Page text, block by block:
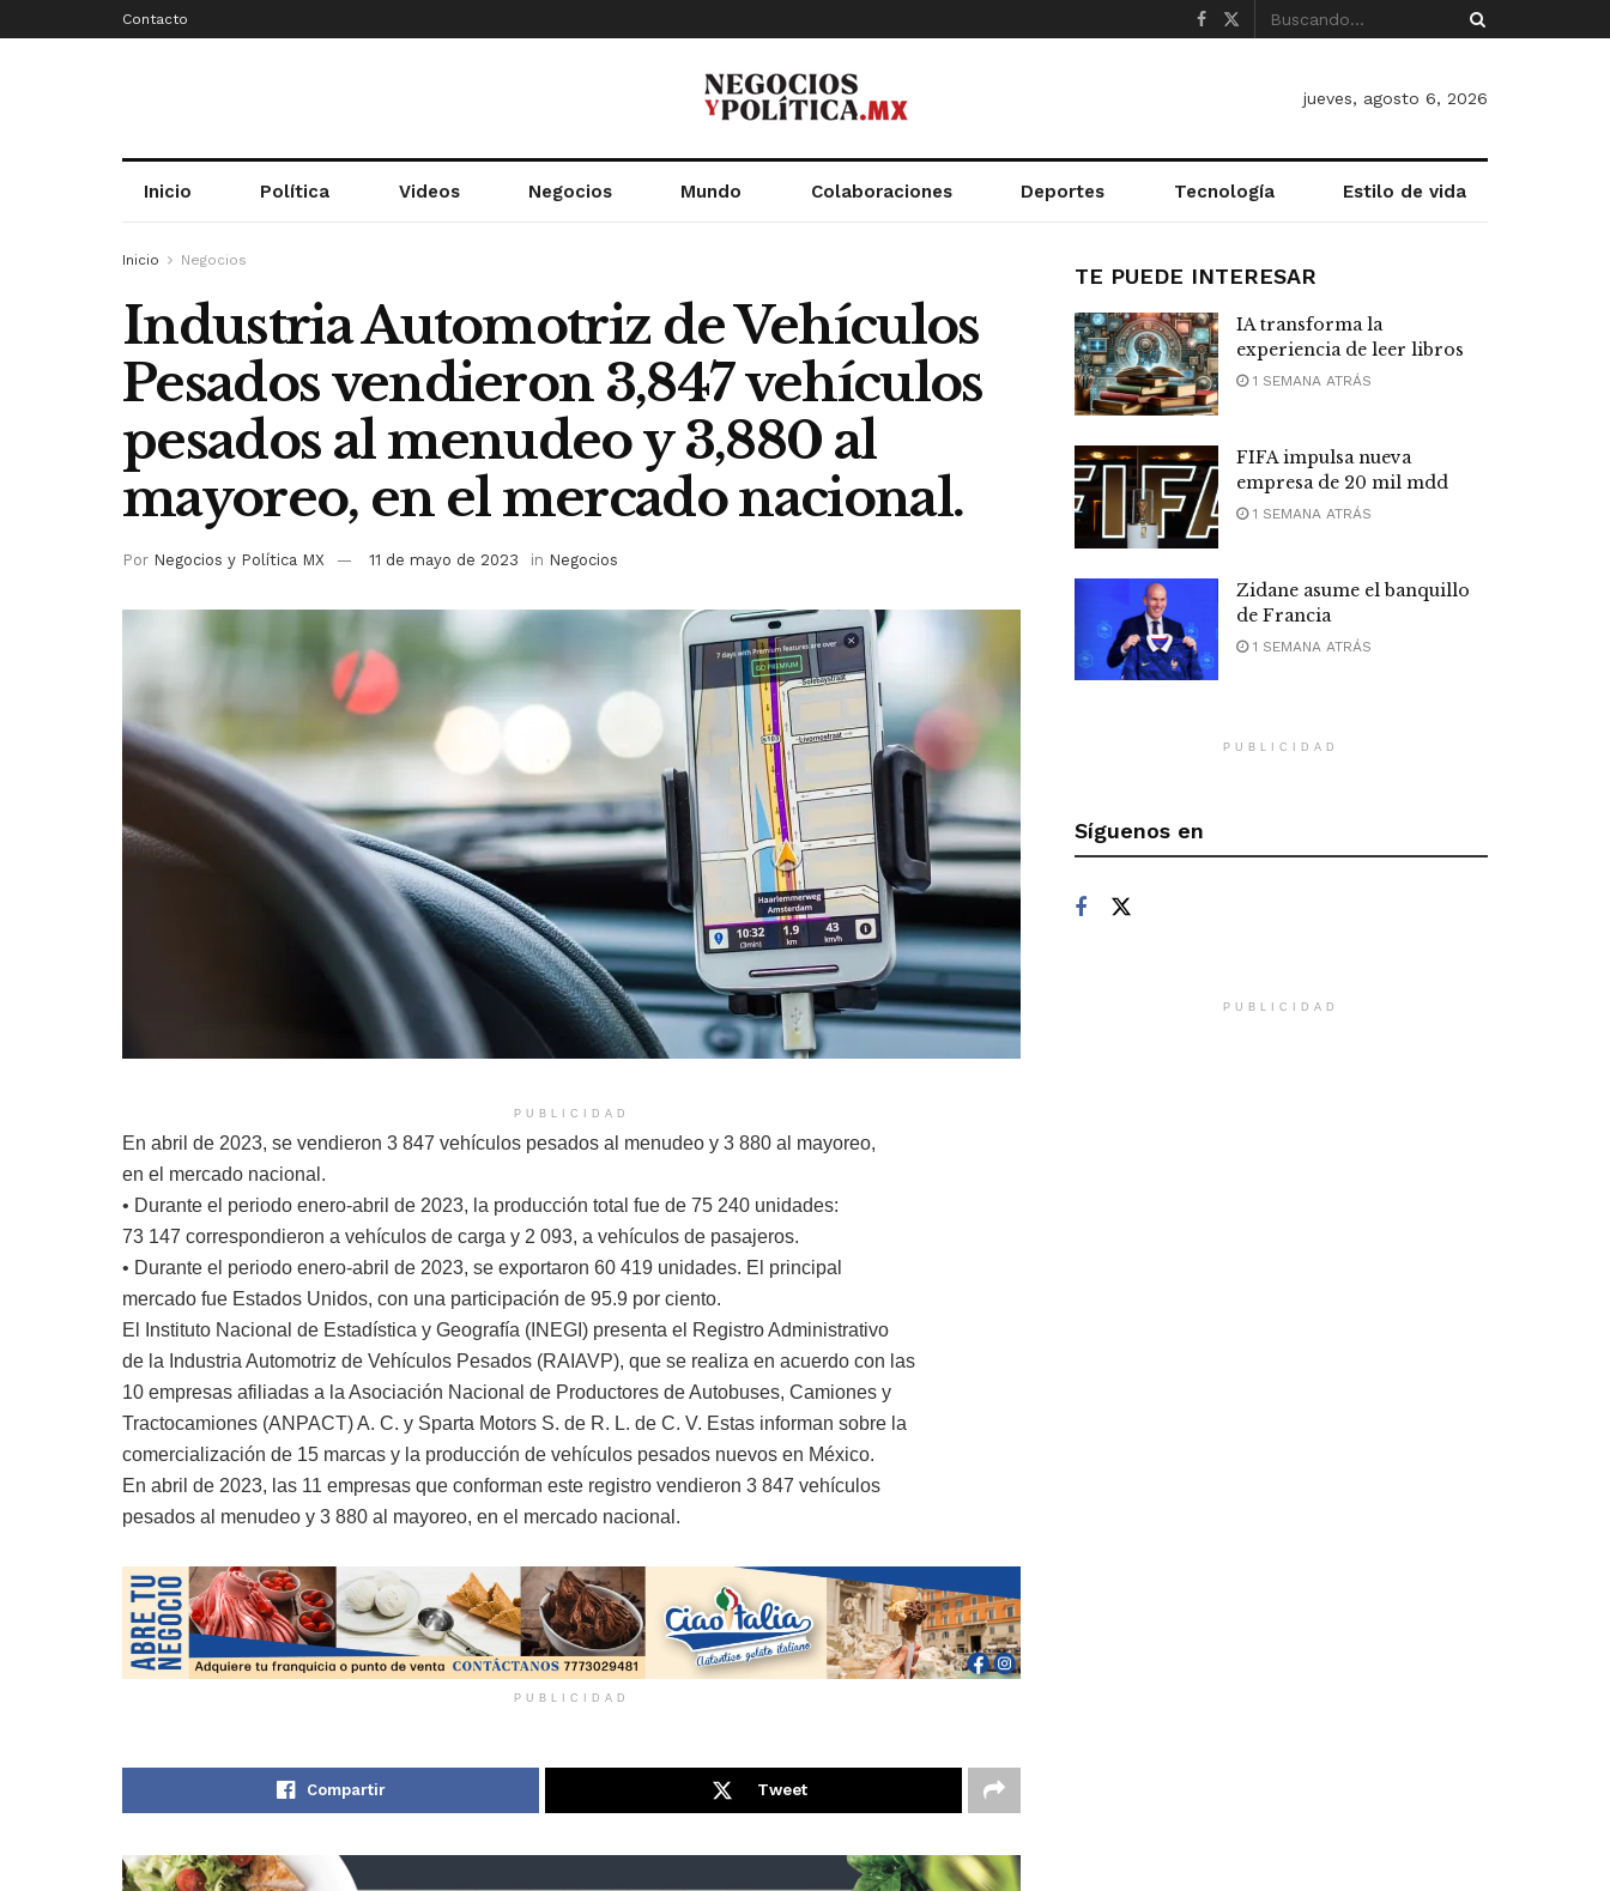
Contacto
jueves, agosto 6, 2026
Inicio Política Videos Negocios Mundo Colaboraciones Deportes Tecnología Estilo de vida
Inicio Negocios
Industria Automotriz de Vehículos
Pesados vendieron 3,847 vehículos
pesados al menudeo y 3,880 al
mayoreo, en el mercado nacional.
Por Negocios y Política MX 11 de mayo de 2023 in Negocios
PUBLICIDAD
En abril de 2023, se vendieron 3 847 vehículos pesados al menudeo y 3 880 al mayoreo,
en el mercado nacional.
• Durante el periodo enero-abril de 2023, la producción total fue de 75 240 unidades:
73 147 correspondieron a vehículos de carga y 2 093, a vehículos de pasajeros.
• Durante el periodo enero-abril de 2023, se exportaron 60 419 unidades. El principal
mercado fue Estados Unidos, con una participación de 95.9 por ciento.
El Instituto Nacional de Estadística y Geografía (INEGI) presenta el Registro Administrativo
de la Industria Automotriz de Vehículos Pesados (RAIAVP), que se realiza en acuerdo con las
10 empresas afiliadas a la Asociación Nacional de Productores de Autobuses, Camiones y
Tractocamiones (ANPACT) A. C. y Sparta Motors S. de R. L. de C. V. Estas informan sobre la
comercialización de 15 marcas y la producción de vehículos pesados nuevos en México.
En abril de 2023, las 11 empresas que conforman este registro vendieron 3 847 vehículos
pesados al menudeo y 3 880 al mayoreo, en el mercado nacional.
PUBLICIDAD
Compartir Tweet
TE PUEDE INTERESAR
IA transforma la
experiencia de leer libros
1 SEMANA ATRÁS
FIFA impulsa nueva
empresa de 20 mil mdd
1 SEMANA ATRÁS
Zidane asume el banquillo
de Francia
1 SEMANA ATRÁS
PUBLICIDAD
Síguenos en
PUBLICIDAD